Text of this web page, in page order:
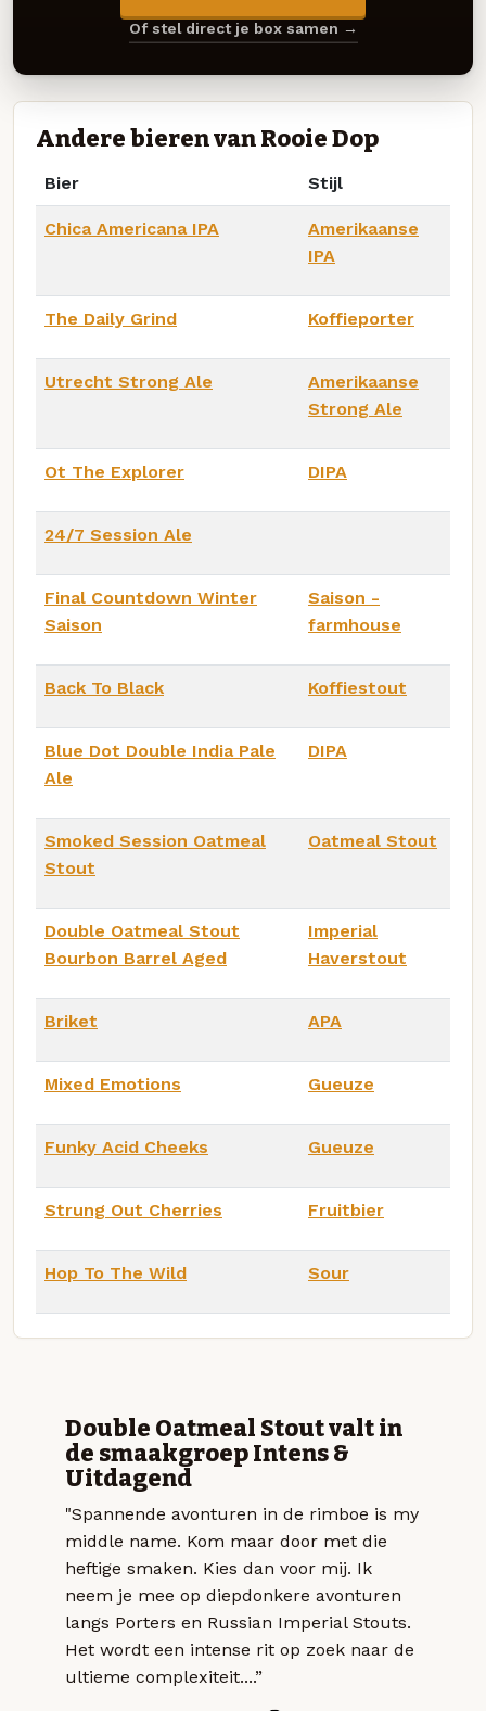
Of stel direct je box samen →
Andere bieren van Rooie Dop
Bier Stijl
Chica Americana IPA
Amerikaanse
IPA
The Daily Grind Koffieporter
Utrecht Strong Ale
Amerikaanse
Strong Ale
Ot The Explorer DIPA
24/7 Session Ale
Final Countdown Winter
Saison
Saison -
farmhouse
Back To Black Koffiestout
Blue Dot Double India Pale
Ale
DIPA
Smoked Session Oatmeal
Stout
Oatmeal Stout
Double Oatmeal Stout
Bourbon Barrel Aged
Imperial
Haverstout
Briket APA
Mixed Emotions Gueuze
Funky Acid Cheeks Gueuze
Strung Out Cherries Fruitbier
Hop To The Wild Sour
Double Oatmeal Stout valt in
de smaakgroep Intens &
Uitdagend
"Spannende avonturen in de rimboe is my
middle name. Kom maar door met die
heftige smaken. Kies dan voor mij. Ik
neem je mee op diepdonkere avonturen
langs Porters en Russian Imperial Stouts.
Het wordt een intense rit op zoek naar de
ultieme complexiteit....”